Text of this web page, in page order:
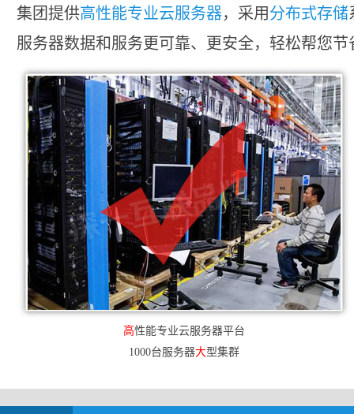
集团提供高性能专业云服务器，采用分布式存储
服务器数据和服务更可靠、更安全，轻松帮您节
高性能专业云服务器平台
1000台服务器大型集群